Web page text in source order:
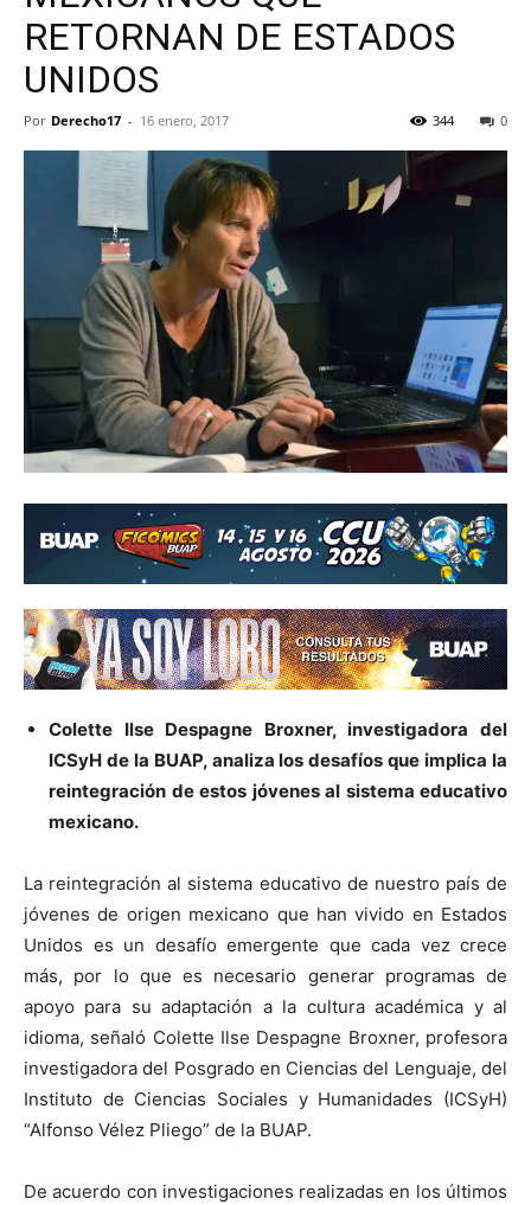
RETORNAN DE ESTADOS
UNIDOS
Por Derecho17 - 16 enero, 2017 0
344
Colette Ilse Despagne Broxner, investigadora del
ICSyH de la BUAP, analiza los desafíos que implica la
reintegración de estos jóvenes al sistema educativo
mexicano.
La reintegración al sistema educativo de nuestro país de
jóvenes de origen mexicano que han vivido en Estados
Unidos es un desafío emergente que cada vez crece
más, por lo que es necesario generar programas de
apoyo para su adaptación a la cultura académica y al
idioma, señaló Colette Ilse Despagne Broxner, profesora
investigadora del Posgrado en Ciencias del Lenguaje, del
Instituto de Ciencias Sociales y Humanidades (ICSyH)
“Alfonso Vélez Pliego” de la BUAP.
De acuerdo con investigaciones realizadas en los últimos